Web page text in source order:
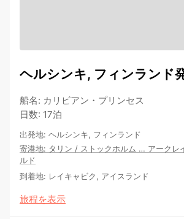
ヘルシンキ, フィンランド
船名: カリビアン・プリンセス
日数: 17泊
出発地: ヘルシンキ, フィンランド
寄港地: タリン / ストックホルム … アークレ
ルド
到着地: レイキャビク, アイスランド
旅程を表示